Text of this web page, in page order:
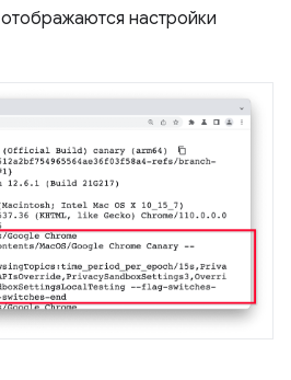
отображаются настройки